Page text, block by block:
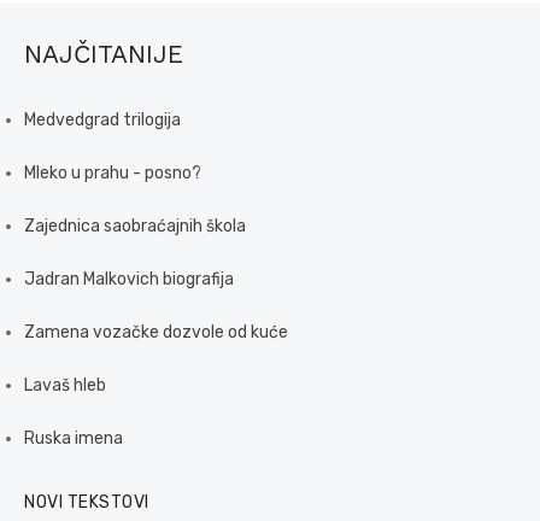
NAJČITANIJE
Medvedgrad trilogija
Mleko u prahu - posno?
Zajednica saobraćajnih škola
Jadran Malkovich biografija
Zamena vozačke dozvole od kuće
Lavaš hleb
Ruska imena
NOVI TEKSTOVI